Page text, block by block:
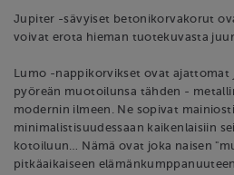
Jupiter -sävyiset betonikorvakorut
voivat erota hieman tuotekuvasta
Lumo -nappikorvikset ovat ajattomat
pyöreän muotoilunsa tähden -
modernin ilmeen. Ne sopivat
minimalistisuudessaan kaikenlaisiin
kotoiluun… Nämä ovat joka naisen
pitkäaikaiseen